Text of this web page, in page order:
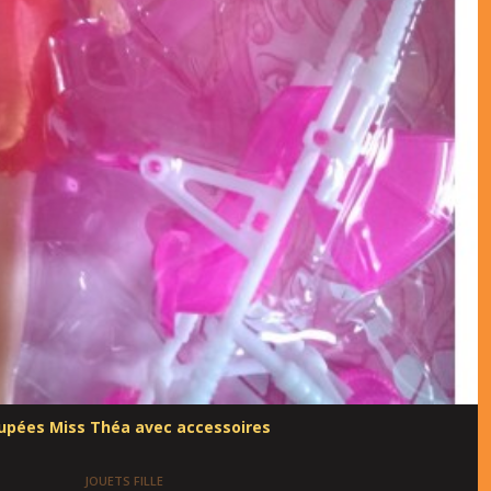
Miss Théa avec accessoires
JOUETS FILLE